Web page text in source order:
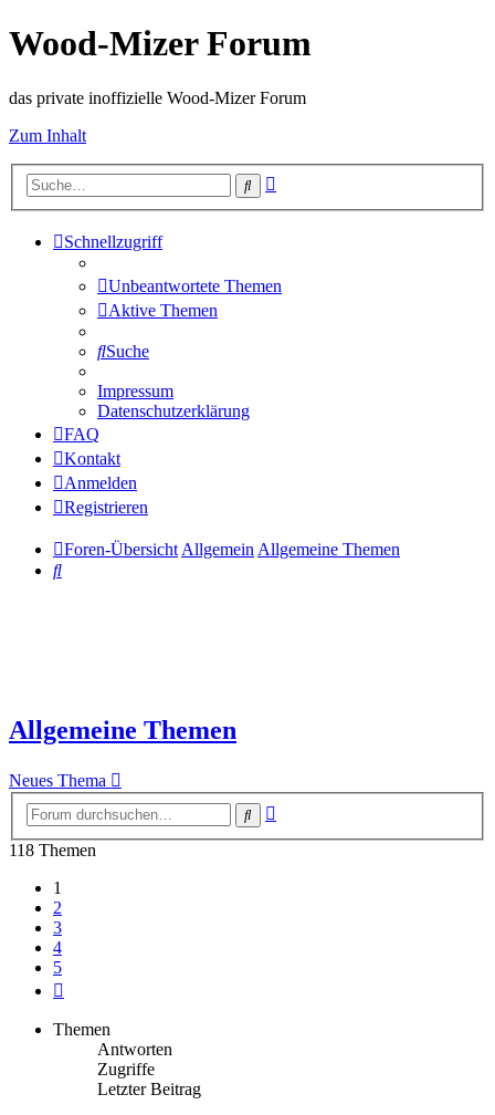
Wood-Mizer Forum
das private inoffizielle Wood-Mizer Forum
Zum Inhalt
Suche
Schnellzugriff
Unbeantwortete Themen
Aktive Themen
Suche
Impressum
Datenschutzerklärung
FAQ
Kontakt
Anmelden
Registrieren
Foren-ÜbersichtAllgemeinAllgemeine Themen
Suche
Allgemeine Themen
Neues Thema
Suche
118 Themen
1
2
3
4
5
Themen
Antworten
Zugriffe
Letzter Beitrag